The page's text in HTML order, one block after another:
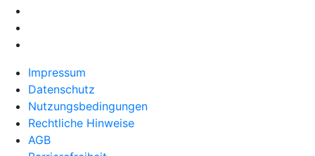
Impressum
Datenschutz
Nutzungsbedingungen
Rechtliche Hinweise
AGB